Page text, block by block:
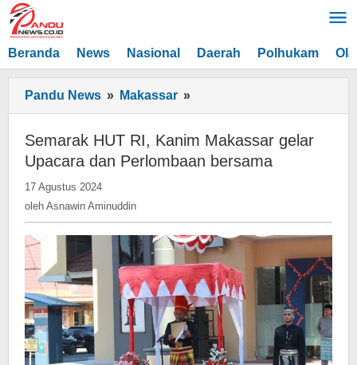
Lewati
ke
konten
Beranda News Nasional Daerah Polhukam
Pandu News » Makassar »
HUT
RI,
Kanim
Makassar
Perlombaan
bersama
Semarak HUT RI, Kanim Makassar gelar
Upacara dan Perlombaan bersama
17 Agustus 2024
Asnawin
oleh Asnawin Aminuddin